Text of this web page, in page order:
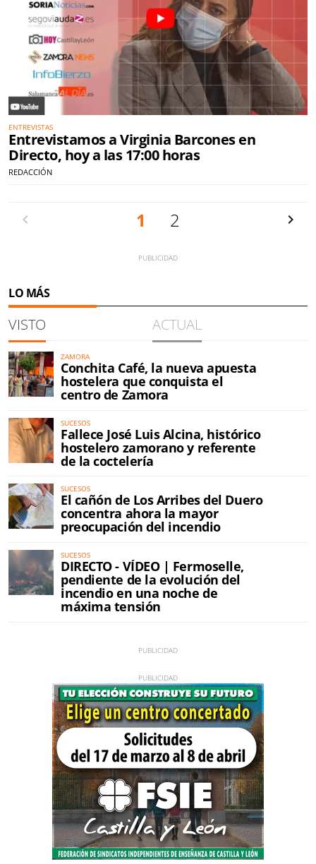
ENTREVISTAS
Entrevistamos a Virginia Barcones en
Directo, hoy a las 17:00 horas
REDACCIÓN
1 2
LO MÁS
VISTO ACTUAL
ZAMORA
Conchita Café, la nueva apuesta
hostelera que conquista el
centro de Zamora
SUCESOS
Fallece José Luis Alcina, histórico
hostelero zamorano y referente
de la coctelería
SUCESOS
El cañón de Los Arribes del Duero
concentra ahora la mayor
preocupación del incendio
SUCESOS
DIRECTO - VÍDEO | Fermoselle,
pendiente de la evolución del
incendio en una noche de
máxima tensión